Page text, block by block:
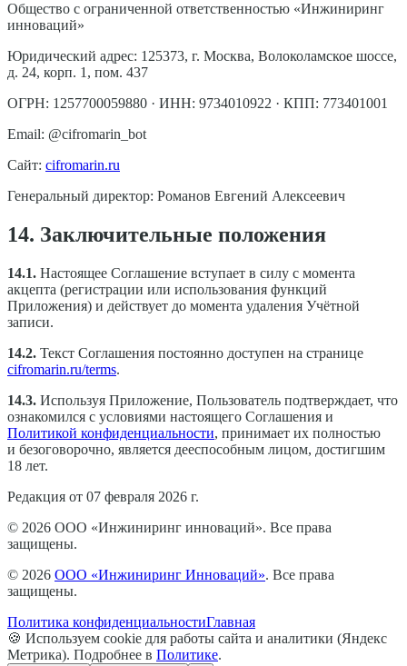
Общество с ограниченной ответственностью «Инжиниринг
инноваций»
Юридический адрес: 125373, г. Москва, Волоколамское шоссе,
д. 24, корп. 1, пом. 437
ОГРН: 1257700059880 · ИНН: 9734010922 · КПП: 773401001
Email: @cifromarin_bot
Сайт: cifromarin.ru
Генеральный директор: Романов Евгений Алексеевич
14. Заключительные положения
14.1. Настоящее Соглашение вступает в силу с момента
акцепта (регистрации или использования функций
Приложения) и действует до момента удаления Учётной
записи.
14.2. Текст Соглашения постоянно доступен на странице
cifromarin.ru/terms.
14.3. Используя Приложение, Пользователь подтверждает, что
ознакомился с условиями настоящего Соглашения и
Политикой конфиденциальности, принимает их полностью
и безоговорочно, является дееспособным лицом, достигшим
18 лет.
Редакция от 07 февраля 2026 г.
© 2026 ООО «Инжиниринг инноваций». Все права
защищены.
© 2026 ООО «Инжиниринг Инноваций». Все права
защищены.
Политика конфиденциальностиГлавная
🍪 Используем cookie для работы сайта и аналитики (Яндекс
Метрика). Подробнее в Политике.